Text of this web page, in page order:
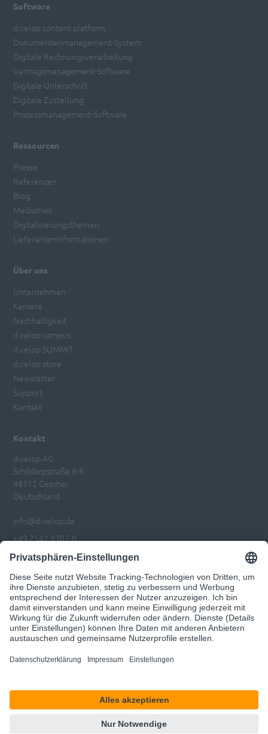
Kontakt
d.velop AG
Schildarpstraße 6-8
48712 Gescher
Deutschland
info@d-velop.de
+49 2542 9307-0
Software
d.velop content platform
Dokumentenmanagement-System
Digitale Rechnungsverarbeitung
Vertragsmanagement-Software
Digitale Unterschrift
Digitale Zustellung
Prozessmanagement-Software
Ressourcen
Presse
Referenzen
Blog
Mediathek
Digitalisierungsthemen
Lieferanteninformationen
Über uns
Unternehmen
Karriere
Nachhaltigkeit
d.velop campus
d.velop SUMMIT
d.velop store
Newsletter
Support
Kontakt
Impressum
© 2026 d.velop
Unser Angebot richtet sich ausschließlich an Geschäftskunden.